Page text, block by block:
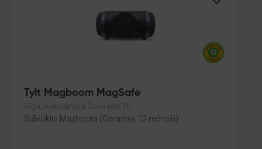
Tylt Magboom MagSafe
Rīga, Aleksandra Čaka iela 70
Stāvoklis Mazlietots (Garantija 12 mēneši)